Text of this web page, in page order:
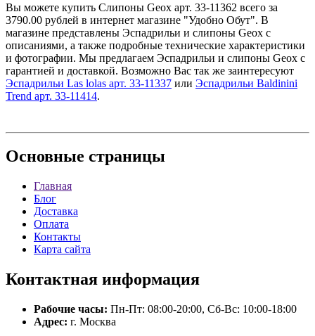
Вы можете купить Слипоны Geox арт. 33-11362 всего за
3790.00 рублей в интернет магазине "Удобно Обут". В
магазине представлены Эспадрильи и слипоны Geox с
описаниями, а также подробные технические характеристики
и фотографии. Мы предлагаем Эспадрильи и слипоны Geox с
гарантией и доставкой. Возможно Вас так же заинтересуют
Эспадрильи Las lolas арт. 33-11337 или Эспадрильи Baldinini
Trend арт. 33-11414.
Основные страницы
Главная
Блог
Доставка
Оплата
Контакты
Карта сайта
Контактная информация
Рабочие часы: Пн-Пт: 08:00-20:00, Сб-Вс: 10:00-18:00
Адрес: г. Москва